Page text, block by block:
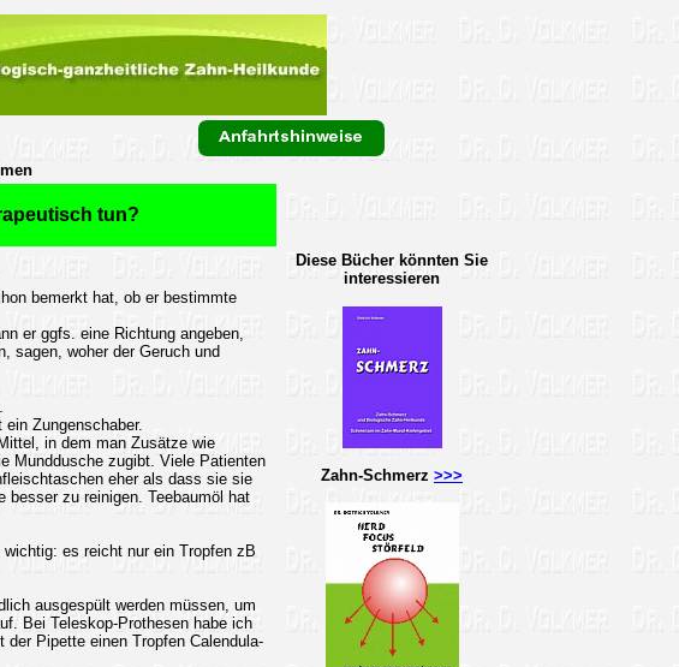
tun?
bemerkt hat, ob er bestimmte
er ggfs. eine Richtung angeben,
sagen, woher der Geruch und
Zungenschaber.
in dem man Zusätze wie
Munddusche zugibt. Viele Patienten
eher als dass sie sie
besser zu reinigen. Teebaumöl hat
es reicht nur ein Tropfen zB
ausgespült werden müssen, um
Bei Teleskop-Prothesen habe ich
Pipette einen Tropfen Calendula-
Diese Bücher könnten Sie
interessieren
Zahn-Schmerz >>>